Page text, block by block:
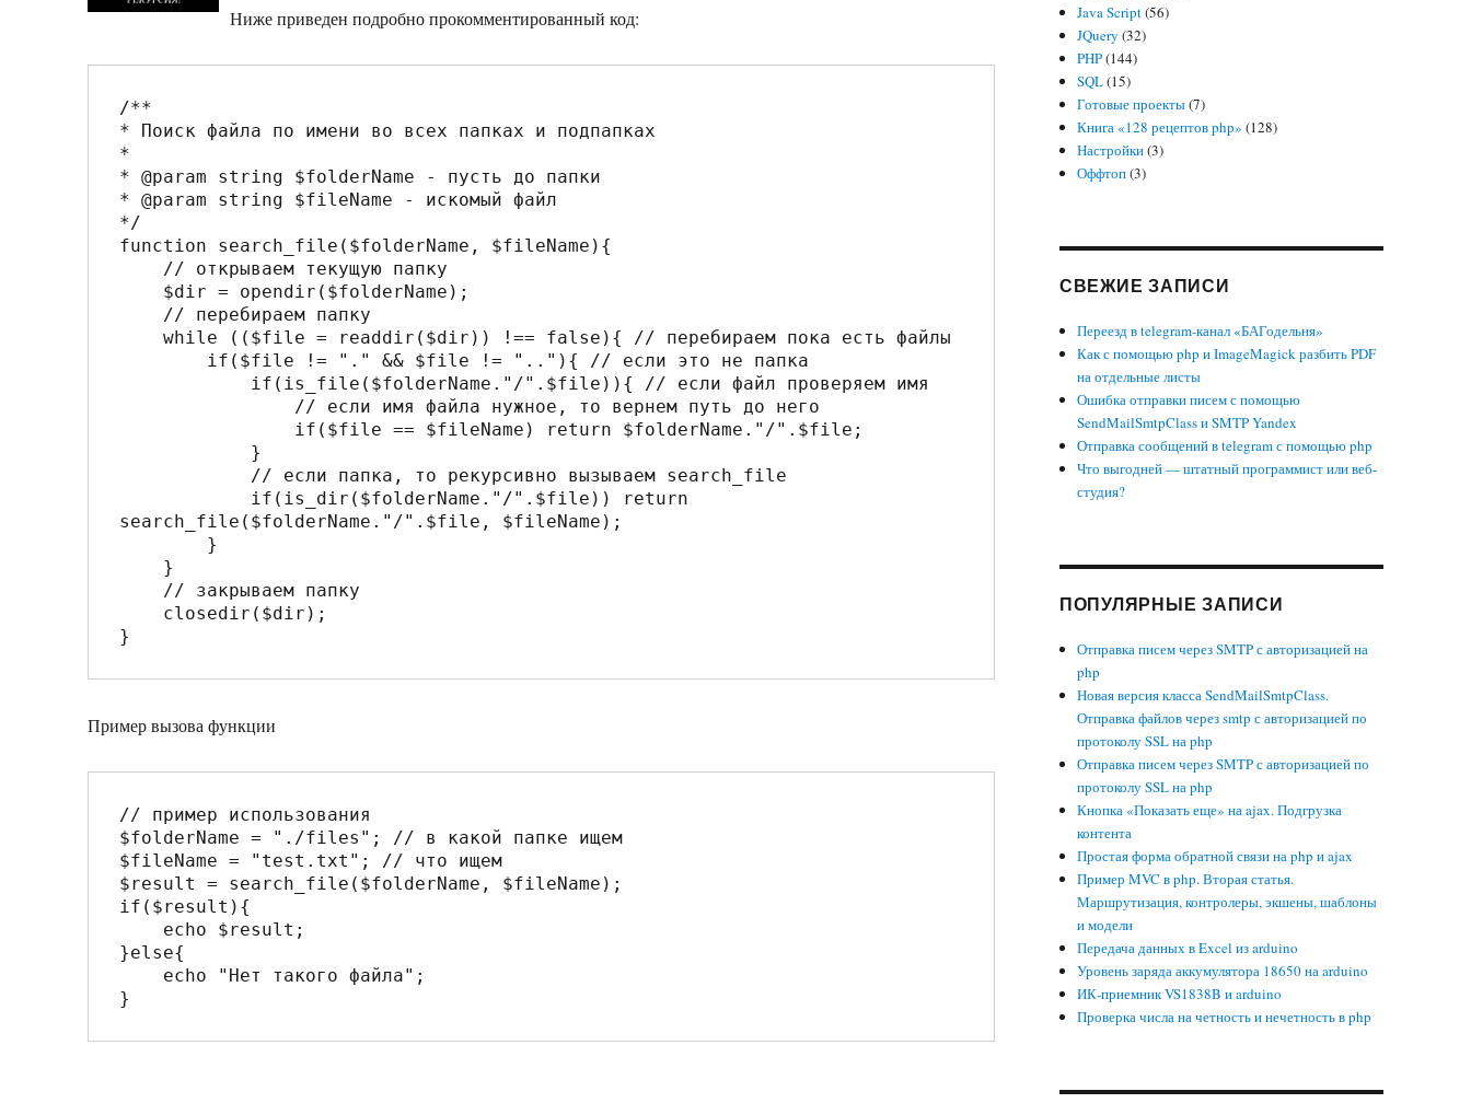
Ниже приведен подробно прокомментированный код:
/**
* Поиск файла по имени во всех папках и подпапках
*
* @param string $folderName - пусть до папки
* @param string $fileName - искомый файл
*/
function search_file($folderName, $fileName){
    while (($file = readdir($dir)) !== false){ // перебираем пока есть файлы
search_file($folderName."/".$file, $fileName);
Пример вызова функции
// пример использования
$folderName = "./files"; // в какой папке ищем
$fileName = "test.txt"; // что ищем
$result = search_file($folderName, $fileName);
if($result){
}else{
Java Script(56)
JQuery (32)
PHP(144)
SQL(15)
Готовые проекты(7)
Книга «128 рецептов php» (128)
Настройки(3)
Оффтоп(3)
СВЕЖИЕ ЗАПИСИ
Переезд в telegram-канал «БАГодельня»
Как с помощью php и ImageMagick разбить PDF
на отдельные листы
Ошибка отправки писем с помощью
SendMailSmtpClass и SMTP Yandex
Отправка сообщений в telegram с помощью php
Что выгодней — штатный программист или веб-
студия?
ПОПУЛЯРНЫЕ ЗАПИСИ
Отправка писем через SMTP с авторизацией на
php
Новая версия класса SendMailSmtpClass.
Отправка файлов через smtp с авторизацией по
протоколу SSL на php
Отправка писем через SMTP с авторизацией по
протоколу SSL на php
Кнопка «Показать еще» на ajax. Подгрузка
контента
Простая форма обратной связи на php и ajax
Пример MVC в php. Вторая статья.
Маршрутизация, контролеры, экшены, шаблоны
и модели
Передача данных в Excel из arduino
Уровень заряда аккумулятора 18650 на arduino
ИК-приемник VS1838B и arduino
Проверка числа на четность и нечетность в php